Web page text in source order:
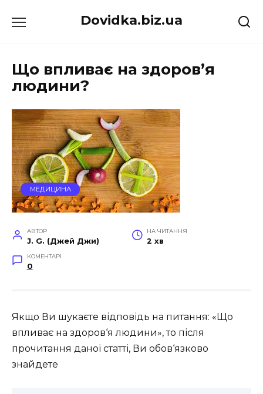
до
Dovidka.biz.ua
Що впливає на здоров’я
людини?
МЕДИЦИНА
АВТОР
J. G. (Джей Джи)
НА ЧИТАННЯ
2 хв
КОМЕНТАРІ
0
Якщо Ви шукаєте відповідь на питання: «Що
впливає на здоров‘я людини», то після
прочитання даної статті, Ви обов‘язково
знайдете